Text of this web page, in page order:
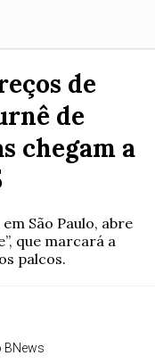
de
de
chegam a
São Paulo, abre
que marcará a
palcos.